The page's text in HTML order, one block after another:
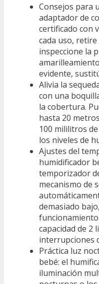
Consejos para
adaptador de
certificado con
cada uso,
inspeccione la
evidente,
Alivia la
con una
la cobertura.
hasta 20
100 mililitros
los niveles de
Ajustes del
humidificador
temporizador
mecanismo de
demasiado
capacidad de
interrupciones
Práctica luz
bebé: el
iluminación